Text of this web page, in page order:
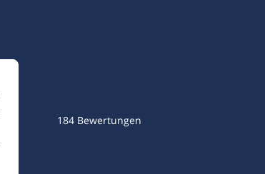
184 Bewertungen